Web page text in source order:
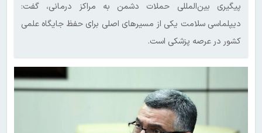
پیگیری بین‌المللی حملات دشمن به مراکز درمانی، گفت:
دیپلماسی سلامت یکی از مسیرهای اصلی برای حفظ جایگاه علمی
کشور در عرصه پزشکی است.